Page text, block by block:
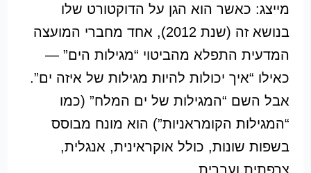
מייצג: כאשר הוא הגן על הדוקטורט שלו
בנושא זה (שנת 2012), אחד מחברי המועצה
המדעית התפלא מהביטוי “מגילות הים” —
כאילו “איך יכולות להיות מגילות של איזה ים”.
אבל השם “המגילות של ים המלח” (כמו
“המגילות הקומראניות”) הוא מונח מבוסס
בשפות שונות, כולל אוקראינית, אנגלית,
צרפתית ועברית.